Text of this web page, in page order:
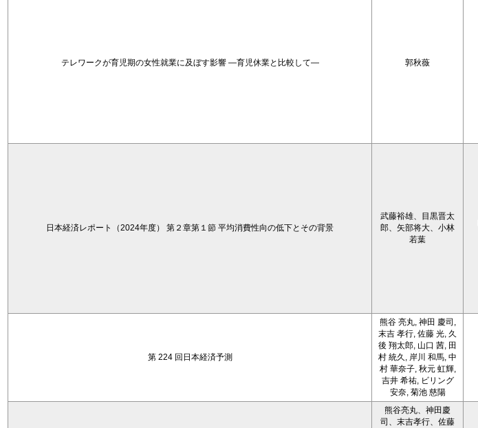
テレワークが育児期の女性就業に及ぼす影響 ―育児休業と比較して― 郭秋薇
日本経済レポート（2024年度） 第２章第１節 平均消費性向の低下とその背景
武藤裕雄、目黒晋太
郎、矢部将大、小林
若葉
第 224 回日本経済予測
熊谷 亮丸, 神田 慶司,
末吉 孝行, 佐藤 光, 久
後 翔太郎, 山口 茜, 田
村 統久, 岸川 和馬, 中
村 華奈子, 秋元 虹輝,
吉井 希祐, ビリング
安奈, 菊池 慈陽
熊谷亮丸、神田慶
司、末吉孝行、佐藤